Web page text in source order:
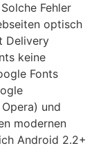
Fehler
optisch
Delivery
keine
Fonts
und
modernen
Android 2.2+